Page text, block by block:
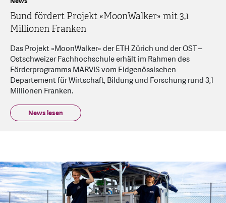
Bund fördert Projekt «MoonWalker» mit 3,1
Millionen Franken
Das Projekt «MoonWalker» der ETH Zürich und der OST –
Ostschweizer Fachhochschule erhält im Rahmen des
Förderprogramms MARVIS vom Eidgenössischen
Departement für Wirtschaft, Bildung und Forschung rund 3,1
Millionen Franken.
News lesen